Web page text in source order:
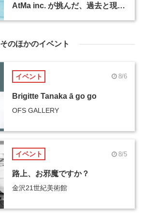
AtMa inc. が挑んだ、過去と現代
そのほかのイベント
イベント 8/6
Brigitte Tanaka ā go go
OFS GALLERY
イベント 8/5
路上、お邪魔ですか？
金沢21世紀美術館